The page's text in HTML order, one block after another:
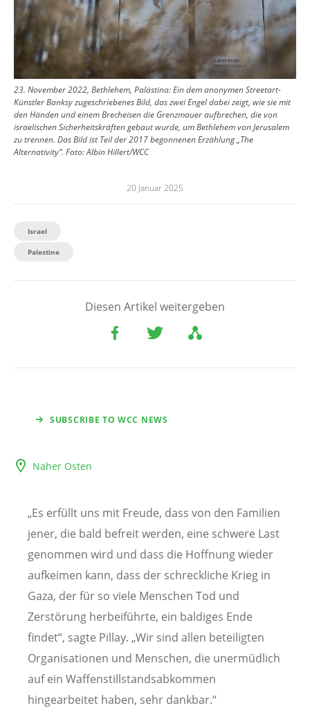
23. November 2022, Bethlehem, Palästina: Ein dem anonymen Streetart-
Künstler Banksy zugeschriebenes Bild, das zwei Engel dabei zeigt, wie sie mit
den Händen und einem Brecheisen die Grenzmauer aufbrechen, die von
israelischen Sicherheitskräften gebaut wurde, um Bethlehem von Jerusalem
zu trennen. Das Bild ist Teil der 2017 begonnenen Erzählung „The
Alternativity“. Foto:Albin Hillert/WCC
20 Januar 2025
Israel
Palestine
Diesen Artikel weitergeben
SUBSCRIBE TO WCC NEWS
Naher Osten
„Es erfüllt uns mit Freude, dass von den Familien
jener, die bald befreit werden, eine schwere Last
genommen wird und dass die Hoffnung wieder
aufkeimen kann, dass der schreckliche Krieg in
Gaza, der für so viele Menschen Tod und
Zerstörung herbeiführte, ein baldiges Ende
findet“, sagte Pillay. „Wir sind allen beteiligten
Organisationen und Menschen, die unermüdlich
auf ein Waffenstillstandsabkommen
hingearbeitet haben, sehr dankbar.“